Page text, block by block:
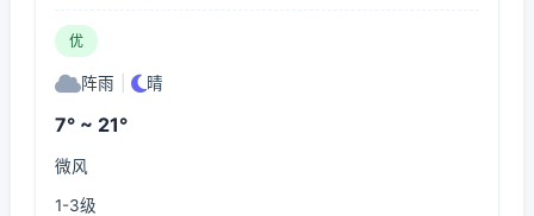
优
阵雨 晴
7° ~ 21°
微风
1-3级